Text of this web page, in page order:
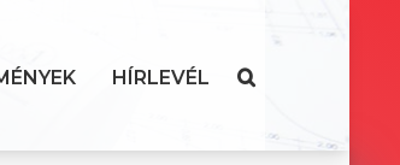
HÍRLEVÉL